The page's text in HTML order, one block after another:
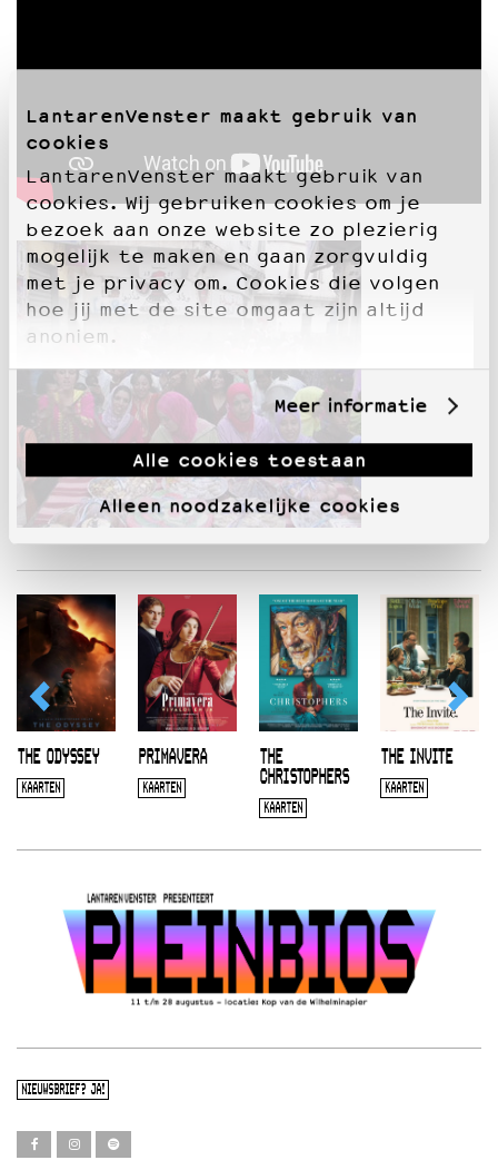
LantarenVenster maakt gebruik van
cookies
LantarenVenster maakt gebruik van
cookies. Wij gebruiken cookies om je
bezoek aan onze website zo plezierig
mogelijk te maken en gaan zorgvuldig
met je privacy om. Cookies die volgen
hoe jij met de site omgaat zijn altijd
anoniem.
Meer informatie
Alle cookies toestaan
Alleen noodzakelijke cookies
THE ODYSSEY
KAARTEN
PRIMAVERA
KAARTEN
THE
CHRISTOPHERS
KAARTEN
THE INVITE
KAARTEN
NIEUWSBRIEF? JA!